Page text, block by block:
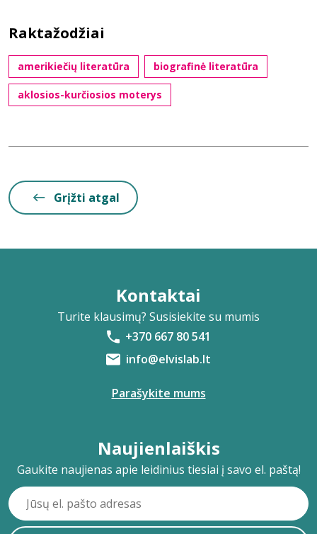
Raktažodžiai
amerikiečių literatūra biografinė literatūra
aklosios-kurčiosios moterys
Grįžti atgal
Kontaktai
Turite klausimų? Susisiekite su mumis
+370 667 80 541
info@elvislab.lt
Parašykite mums
Naujienlaiškis
Gaukite naujienas apie leidinius tiesiai į savo el. paštą!